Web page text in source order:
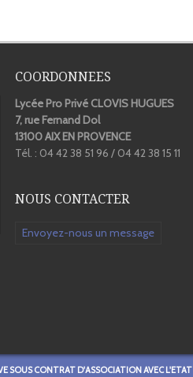
COORDONNEES
Lycée Pro Privé CLOVIS HUGUES
7, rue Fernand Dol
13100 AIX EN PROVENCE
Tél. : 04 42 38 51 96 / 04 42 38 15 11
NOUS CONTACTER
Envoyez-nous un message
SOUS CONTRAT D'ASSOCIATION AVEC L'ETAT